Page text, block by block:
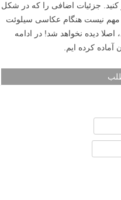
جزئیات اضافی را که در شکل
مهم نیست هنگام عکاسی سیلوئت
اصلا دیده نخواهد شد! در ادامه
کرده ایم.